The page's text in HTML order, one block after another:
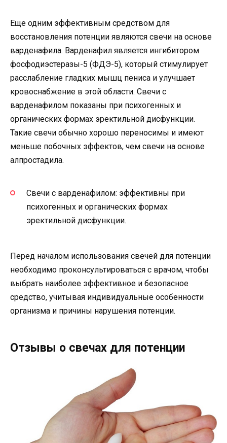
Еще одним эффективным средством для
восстановления потенции являются свечи на основе
варденафила. Варденафил является ингибитором
фосфодиэстеразы-5 (ФДЭ-5), который стимулирует
расслабление гладких мышц пениса и улучшает
кровоснабжение в этой области. Свечи с
варденафилом показаны при психогенных и
органических формах эректильной дисфункции.
Такие свечи обычно хорошо переносимы и имеют
меньше побочных эффектов, чем свечи на основе
алпростадила.
Свечи с варденафилом: эффективны при
психогенных и органических формах
эректильной дисфункции.
Перед началом использования свечей для потенции
необходимо проконсультироваться с врачом, чтобы
выбрать наиболее эффективное и безопасное
средство, учитывая индивидуальные особенности
организма и причины нарушения потенции.
Отзывы о свечах для потенции